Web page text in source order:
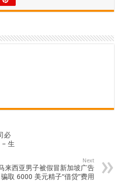
必
生
Next
来西亚男子被假冒新加坡广告
骗取 6000 美元精子“借贷”费用